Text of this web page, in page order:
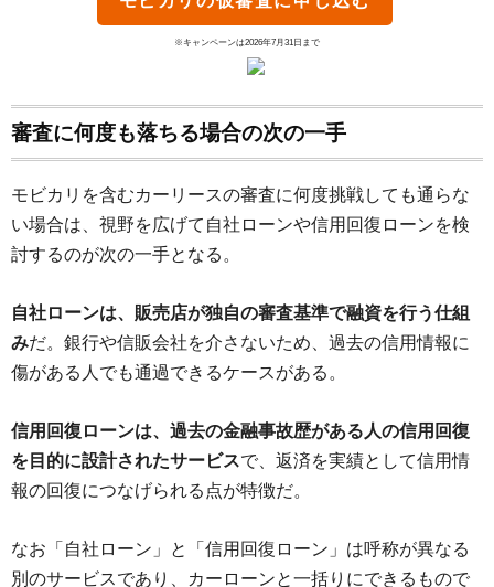
※キャンペーンは2026年7月31日まで
審査に何度も落ちる場合の次の一手
モビカリを含むカーリースの審査に何度挑戦しても通らな
い場合は、視野を広げて自社ローンや信用回復ローンを検
討するのが次の一手となる。
自社ローンは、販売店が独自の審査基準で融資を行う仕組
みだ。銀行や信販会社を介さないため、過去の信用情報に
傷がある人でも通過できるケースがある。
信用回復ローンは、過去の金融事故歴がある人の信用回復
を目的に設計されたサービスで、返済を実績として信用情
報の回復につなげられる点が特徴だ。
なお「自社ローン」と「信用回復ローン」は呼称が異なる
別のサービスであり、カーローンと一括りにできるもので